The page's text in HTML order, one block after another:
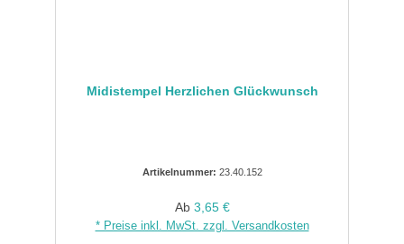
Midistempel Herzlichen Glückwunsch
Artikelnummer: 23.40.152
Regulärer Preis:
Ab 3,65 €
* Preise inkl. MwSt. zzgl. Versandkosten